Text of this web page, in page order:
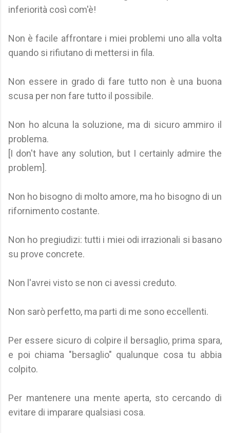
inferiorità così com'è!
Non è facile affrontare i miei problemi uno alla volta
quando si rifiutano di mettersi in fila.
Non essere in grado di fare tutto non è una buona
scusa per non fare tutto il possibile.
Non ho alcuna la soluzione, ma di sicuro ammiro il
problema.
[I don't have any solution, but I certainly admire the
problem].
Non ho bisogno di molto amore, ma ho bisogno di un
rifornimento costante.
Non ho pregiudizi: tutti i miei odi irrazionali si basano
su prove concrete.
Non l'avrei visto se non ci avessi creduto.
Non sarò perfetto, ma parti di me sono eccellenti.
Per essere sicuro di colpire il bersaglio, prima spara,
e poi chiama "bersaglio" qualunque cosa tu abbia
colpito.
Per mantenere una mente aperta, sto cercando di
evitare di imparare qualsiasi cosa.